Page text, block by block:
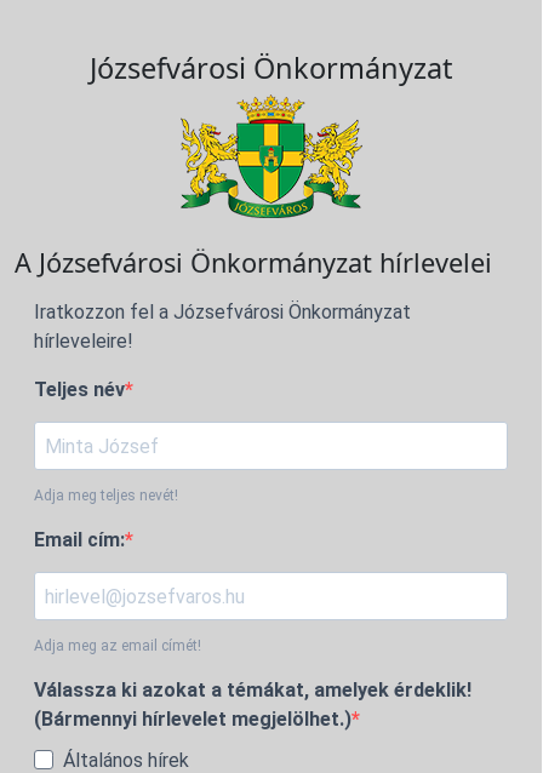
Józsefvárosi Önkormányzat
A Józsefvárosi Önkormányzat hírlevelei
Iratkozzon fel a Józsefvárosi Önkormányzat
hírleveleire!
Teljes név
Adja meg teljes nevét!
Email cím:
Adja meg az email címét!
Válassza ki azokat a témákat, amelyek érdeklik!
(Bármennyi hírlevelet megjelölhet.)
Általános hírek